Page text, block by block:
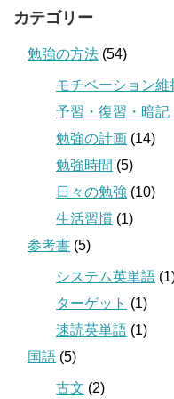
カテゴリー
勉強の方法 (54)
モチベーション維
予習・復習・暗
勉強の計画 (14)
勉強時間 (5)
日々の勉強 (10)
生活習慣 (1)
参考書 (5)
システム英単語
ターゲット (1)
速読英単語 (1)
国語 (5)
古文 (2)